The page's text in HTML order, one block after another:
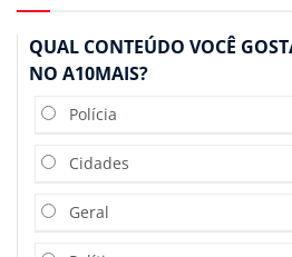
QUAL CONTEÚDO VOCÊ
NO A10MAIS?
Polícia
Cidades
Geral